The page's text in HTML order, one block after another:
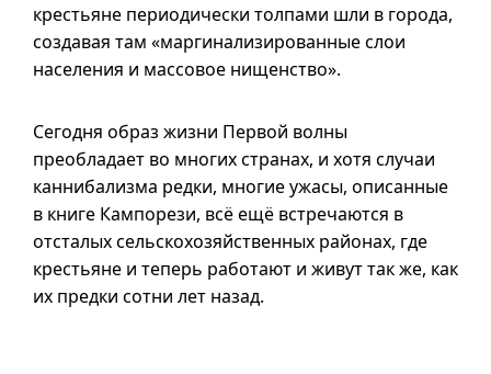
крестьяне периодически толпами шли в города,
создавая там «маргинализированные слои
населения и массовое нищенство».
Сегодня образ жизни Первой волны
преобладает во многих странах, и хотя случаи
каннибализма редки, многие ужасы, описанные
в книге Кампорези, всё ещё встречаются в
отсталых сельскохозяйственных районах, где
крестьяне и теперь работают и живут так же, как
их предки сотни лет назад.